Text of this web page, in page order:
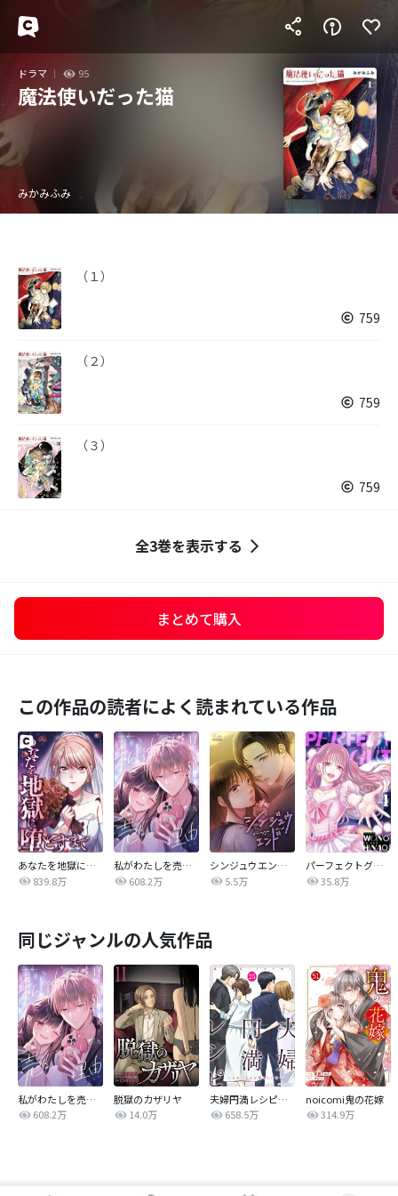
ドラマ 95
魔法使いだった猫
みかみふみ
（１）
759
（２）
759
（３）
759
全3巻を表示する
まとめて購入
この作品の読者によく読まれている作品
あなたを地獄に堕とすまで
839.8万
私がわたしを売る理由
608.2万
シンジュウエンド【タテヨミ】
5.5万
パーフェクトグリッター
35.8万
同じジャンルの人気作品
私がわたしを売る理由
608.2万
脱獄のカザリヤ
14.0万
夫婦円満レシピ～それでも夫を愛している～
658.5万
noicomi鬼の花嫁
314.9万